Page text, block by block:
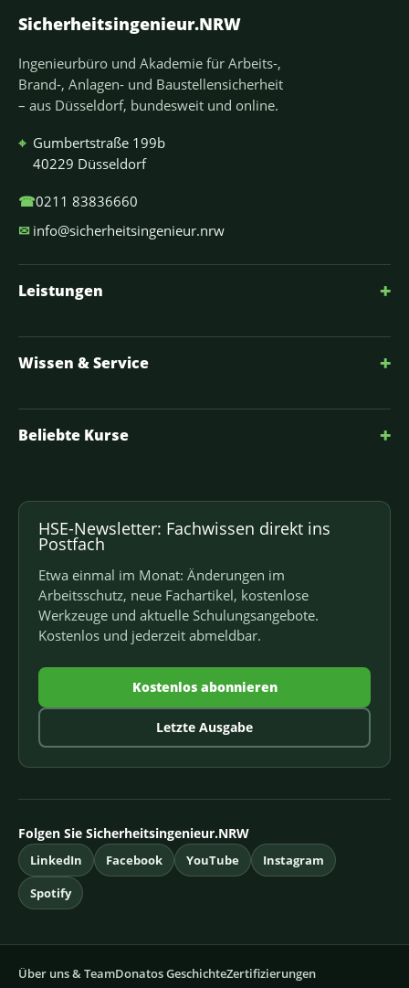
Sicherheitsingenieur.NRW
Ingenieurbüro und Akademie für Arbeits-,
Brand-, Anlagen- und Baustellensicherheit
– aus Düsseldorf, bundesweit und online.
⌖ Gumbertstraße 199b
40229 Düsseldorf
☎0211 83836660
✉ info@sicherheitsingenieur.nrw
Leistungen +
Wissen & Service +
Beliebte Kurse +
HSE-Newsletter: Fachwissen direkt ins
Postfach
Etwa einmal im Monat: Änderungen im
Arbeitsschutz, neue Fachartikel, kostenlose
Werkzeuge und aktuelle Schulungsangebote.
Kostenlos und jederzeit abmeldbar.
Kostenlos abonnieren
Letzte Ausgabe
Folgen Sie Sicherheitsingenieur.NRW
LinkedIn Facebook YouTube
Instagram
Spotify
Über uns & TeamDonatos GeschichteZertifizierungen